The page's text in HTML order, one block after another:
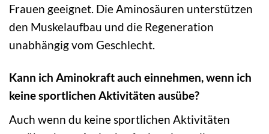
Frauen geeignet. Die Aminosäuren unterstützen
den Muskelaufbau und die Regeneration
unabhängig vom Geschlecht.
Kann ich Aminokraft auch einnehmen, wenn ich
keine sportlichen Aktivitäten ausübe?
Auch wenn du keine sportlichen Aktivitäten